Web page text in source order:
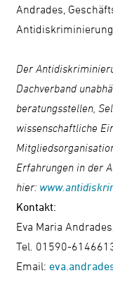
Andrades,
Der
Dachverband
beratungsstellen,
wissenschaftliche
Erfahrungen in der
hier:
Kontakt:
Eva Maria
Tel. 01590-
Email: